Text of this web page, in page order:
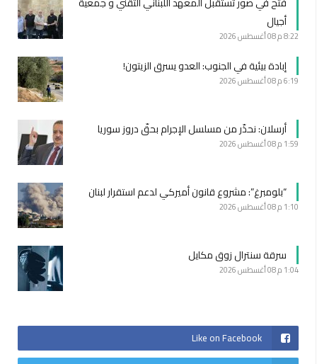
أجيال
8:22 م 08 أغسطس 2026
إبادة بيئية في الجنوب: العدو يسرق الزيتون!
6:19 م 08 أغسطس 2026
أرسلان: نحذّر من مسلسل الإجرام بحقّ دروز سوريا
1:59 م 08 أغسطس 2026
“بلومبرغ”: مشروع قانون أميركي لدعم استقرار لبنان
1:10 م 08 أغسطس 2026
سرقة سنترال زوق مكايل
1:04 م 08 أغسطس 2026
Like on Facebook